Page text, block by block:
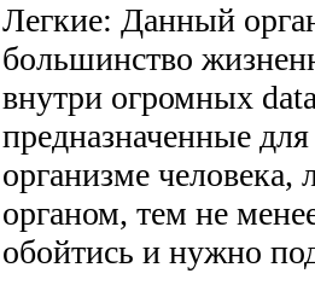
Легкие: Данный
большинство
внутри огромных
предназначенные
организме
органом, тем не
обойтись и нужно